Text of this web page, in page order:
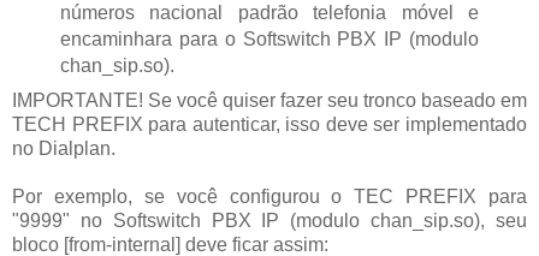
números nacional padrão telefonia móvel e
encaminhara para o Softswitch PBX IP (modulo
chan_sip.so).
IMPORTANTE! Se você quiser fazer seu tronco baseado em
TECH PREFIX para autenticar, isso deve ser implementado
no Dialplan.
Por exemplo, se você configurou o TEC PREFIX para
"9999" no Softswitch PBX IP (modulo chan_sip.so), seu
bloco [from-internal] deve ficar assim: